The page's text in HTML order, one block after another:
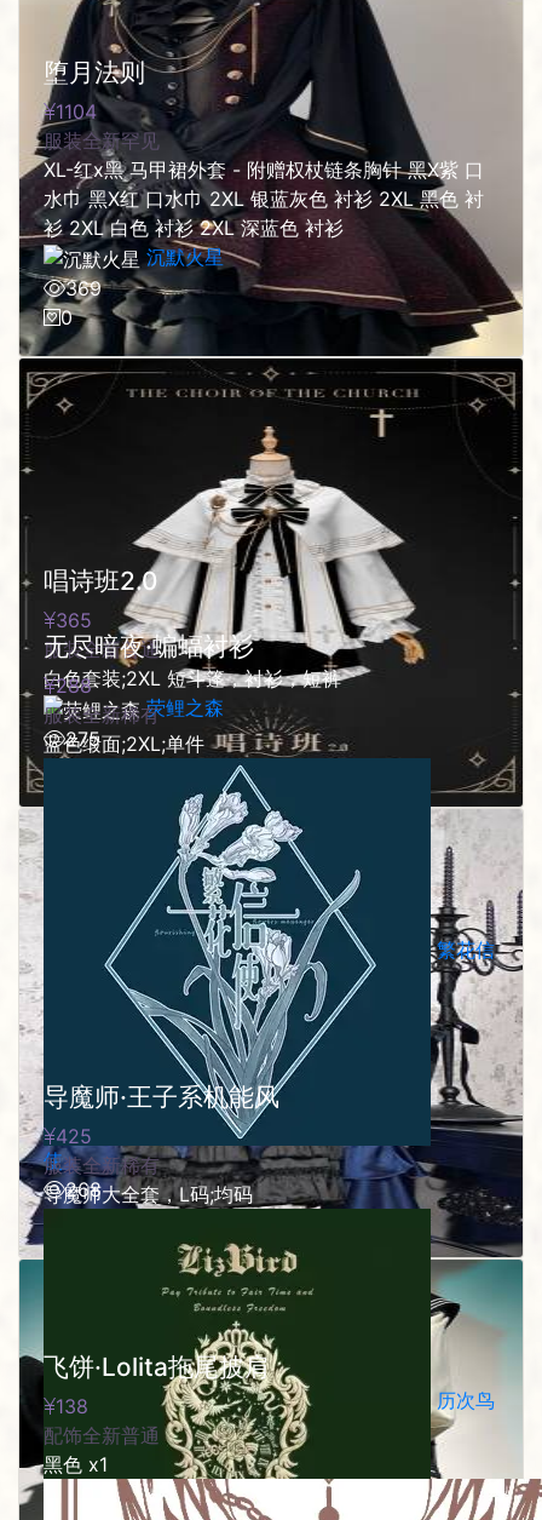
堕月法则
1104
服装全新罕见
XL-红x黑 马甲裙外套 - 附赠权杖链条胸针 黑X紫 口
水巾 黑X红 口水巾 2XL 银蓝灰色 衬衫 2XL 黑色 衬
衫 2XL 白色 衬衫 2XL 深蓝色 衬衫
沉默火星
369
0
唱诗班2.0
365
服装全新普通
白色套装;2XL 短斗篷，衬衫，短裤
荧鲤之森
275
无尽暗夜·蝙蝠衬衫
288
服装全新稀有
蓝色缎面;2XL;单件
繁花信
使
268
导魔师·王子系机能风
425
服装全新稀有
导魔师大全套，L码;均码
历次鸟
飞饼·Lolita拖尾披肩
138
配饰全新普通
黑色 x1